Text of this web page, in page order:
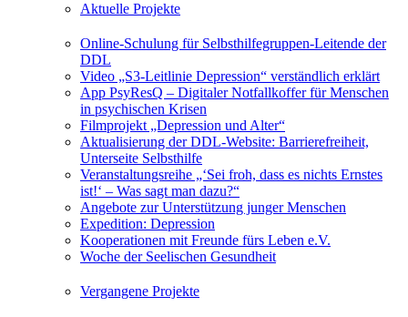
Aktuelle Projekte
Online-Schulung für Selbsthilfegruppen-Leitende der
DDL
Video „S3-Leitlinie Depression“ verständlich erklärt
App PsyResQ – Digitaler Notfallkoffer für Menschen
in psychischen Krisen
Filmprojekt „Depression und Alter“
Aktualisierung der DDL-Website: Barrierefreiheit,
Unterseite Selbsthilfe
Veranstaltungsreihe „‘Sei froh, dass es nichts Ernstes
ist!‘ – Was sagt man dazu?“
Angebote zur Unterstützung junger Menschen
Expedition: Depression
Kooperationen mit Freunde fürs Leben e.V.
Woche der Seelischen Gesundheit
Vergangene Projekte